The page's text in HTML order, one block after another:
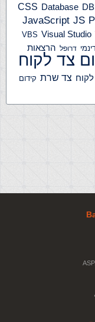
CSS Database DB
JavaScript JS
VBS Visual Studio
דרופל הרצאות
צד לקוח
צד שרת קידום